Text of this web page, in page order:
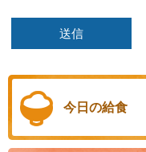
今日の給食